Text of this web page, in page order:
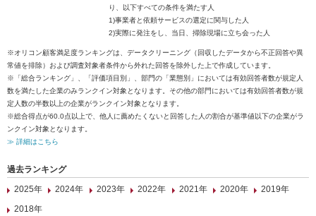
り、以下すべての条件を満たす人
1)事業者と依頼サービスの選定に関与した人
2)実際に発注をし、当日、掃除現場に立ち会った人
※オリコン顧客満足度ランキングは、データクリーニング（回収したデータから不正回答や異
常値を排除）および調査対象者条件から外れた回答を除外した上で作成しています。
※「総合ランキング」、「評価項目別」、部門の「業態別」においては有効回答者数が規定人
数を満たした企業のみランクイン対象となります。その他の部門においては有効回答者数が規
定人数の半数以上の企業がランクイン対象となります。
※総合得点が60.0点以上で、他人に薦めたくないと回答した人の割合が基準値以下の企業がラ
ンクイン対象となります。
≫ 詳細はこちら
過去ランキング
2025年
2024年 2023年 2022年 2021年 2020年
2019年
2018年